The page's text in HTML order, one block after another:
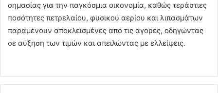
σημασίας για την παγκόσμια οικονομία, καθώς τεράστιες
ποσότητες πετρελαίου, φυσικού αερίου και λιπασμάτων
παραμένουν αποκλεισμένες από τις αγορές, οδηγώντας
σε αύξηση των τιμών και απειλώντας με ελλείψεις.